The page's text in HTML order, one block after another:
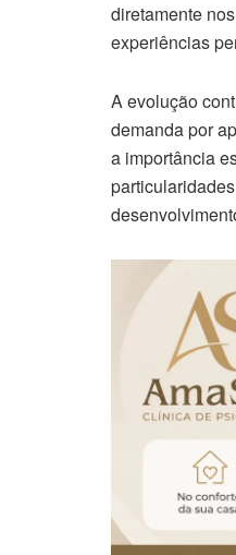
diretamente
experiências
A evolução
demanda por
a importância